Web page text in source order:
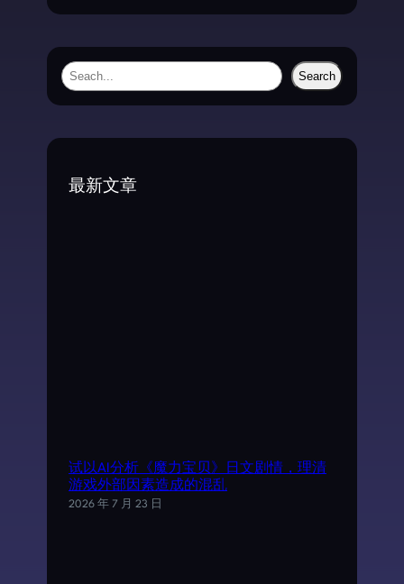
S
Search
最新文章
试以AI分析《魔力宝贝》日文剧情，理清
游戏外部因素造成的混乱
2026 年 7 月 23 日